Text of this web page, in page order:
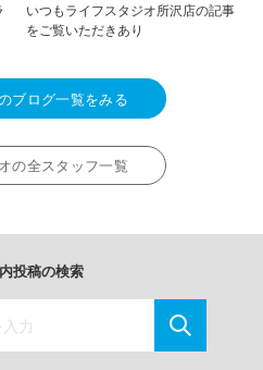
いつもライフスタジオ所沢店の記事
をご覧いただきあり
ブログ一覧をみる
の全スタッフ一覧
投稿の検索